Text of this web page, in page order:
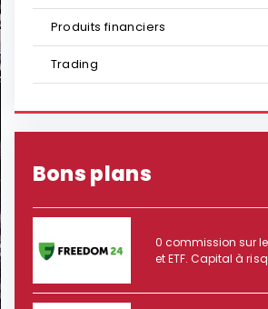
Produits financiers
Trading
Bons plans
0 commission sur
et ETF. Capital à